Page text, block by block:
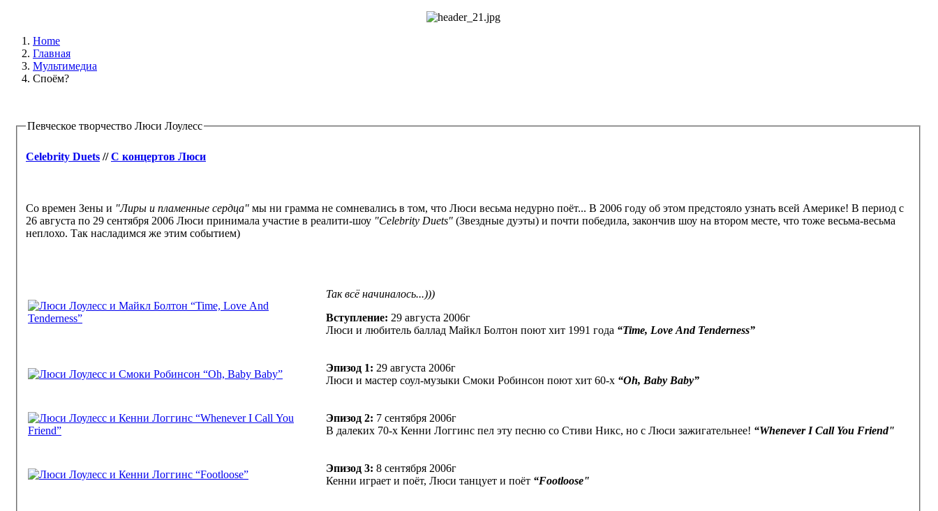
Home
Главная
Мультимедиа
Споём?
Певческое творчество Люси Лоулесс
Celebrity Duets //С концертов Люси
Со времен Зены и "Лиры и пламенные сердца" мы ни грамма не сомневались в том, что Люси весьма недурно поёт... В 2006 году об этом предстояло узнать всей Америке! В период с
26 августа по 29 сентября 2006 Люси принимала участие в реалити-шоу "Celebrity Duets" (Звездные дуэты) и почти победила, закончив шоу на втором месте, что тоже весьма-весьма
неплохо. Так насладимся же этим событием)
Так всё начиналось...)))
Вступление: 29 августа 2006г
Люси и любитель баллад Майкл Болтон поют хит 1991 года “Time, Love And Tenderness”
Эпизод 1: 29 августа 2006г
Люси и мастер соул-музыки Смоки Робинсон поют хит 60-х “Oh, Baby Baby”
Эпизод 2: 7 сентября 2006г
В далеких 70-х Кенни Логгинс пел эту песню со Стиви Никс, но с Люси зажигательнее! “Whenever I Call You Friend"
Эпизод 3: 8 сентября 2006г
Кенни играет и поёт, Люси танцует и поёт “Footloose"